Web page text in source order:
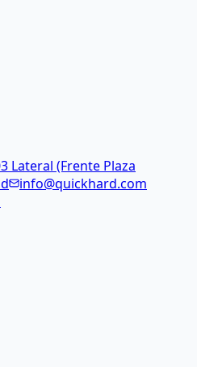
Lateral (Frente Plaza
info@quickhard.com